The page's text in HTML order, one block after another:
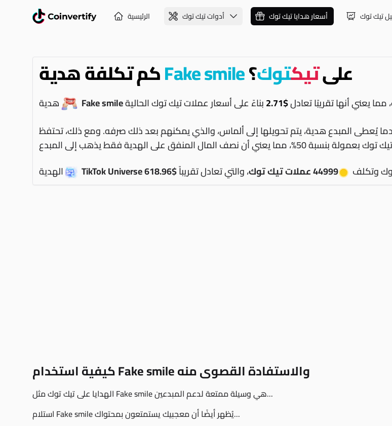
الرئيسية أدوات تيك توك أسعار هدايا تيك توك تيك توك
Fake smile علىتيكتوك؟
Fake smile يعني أنها تقريبًا تعادل$2.71
يُعطى المبدع هدية، يتم تحويلها إلى ألماس، والذي يمكنهم بعد ذلك صرفه. ومع ذلك، تحتفظ
TikTok Universe وتكلف 44999 عملات تيك توك ، والتي تعادل تقريباً$618.96
كيفية استخدام Fake smile والاستفادة القصوى منه
الهدايا على تيك توك مثل Fake smile هي وسيلة ممتعة لدعم المبدعين...
استلام Fake smile يُظهر أيضًا أن معجبيك يستمتعون بمحتواك...